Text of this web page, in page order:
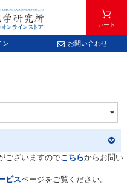
カート
ン お問い合わせ
索する
拡大した表から元素記号をタップ
ございますのでこちらからお問い
ビスページをご覧ください。